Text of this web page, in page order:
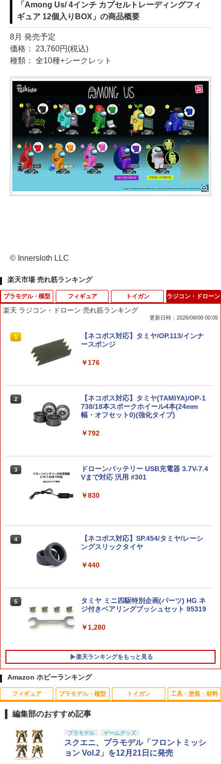
「Among Us/ 4インチ カプセルトレーディングフィ
ギュア 12個入りBOX」の商品概要
8月 発売予定
価格： 23,760円(税込)
種類： 全10種+シークレット
© Innersloth LLC
楽天市場 売れ筋ランキング
プラモデル・模型
1
タカラトミー T−SPARKプラモデル RMZ
−015 セイバータイガー レイヴン仕様
￥5,710
『聖戦士ダンバイン』 チャム・ファウ
【SP698】 (プラモデル)
￥5,929
3
【中古】 バンダイ 機動戦士ガンダム RG
デル
【当店独自で＋P10倍★要エントリー】
HG 1/144 デスティニーガンダムSpecII
ム) プラモデル(5068859) バンダイスピ
リッツ(20250831)
￥6,151
5
【グッドスマイルカンパニー】PLAMAT
EA DF ケリー バニーVer. [プラスチック
モデル キット]【2027年2月発売】[グッ
ズ]
￥6,210
フィギュア
1
タカラトミー MPG-25 ブロードキャスト
&スチールジョー MPG25ブロ-ドキヤス
スチ-ルジヨ-]
1/7 『＜物語＞シリーズ』 戦場ヶ原ひた
ィギュア)
ギアXV マリア・カデンツァヴナ・イヴ
2026年8月予約 ガチャ【mojojojo フィ
ガチャ フルコンプ
￥2,180
III 〜異世界行ったら本気だす〜 エリス
完成品フィギュア[メガハウス]《03月予
約》
￥24,750
トイガン
1
【楽天ランキング1位】【 CYMA 製】 東
京マルイ BBローダー XL 互換タイプ 47
ン / ガスガン マガジン対応 | BB弾 ロー
￥1,380
g [ガスガン用ガス]
Guns Modify M4MWS トリガーボック
リペアにも
￥1,850
ジン
￥2,421
5
東京マルイ FINEST BB 0.25g 4000発入
(1kg)
￥2,468
ラジコン・ドローン
楽天 ラジコン・ドローン 売れ筋ランキング
更新日時：2026/08/08 00:05
1
【ネコポス対応】タミヤ/OP.113/インナ
ースポンジ
￥176
2
【ネコポス対応】タミヤ(TAMIYA)/OP-1
738/18本スポークホイール4本(24mm
幅・オフセット0)(強化タイプ)
￥792
3
ドローンバッテリー USB充電器 3.7V-7.4
Vまで対応 汎用 #301
￥830
4
【ネコポス対応】SP.454/タミヤ/レーシ
ングスリックタイヤ
￥440
5
タミヤ ミニ四駆特別企画(パーツ) HG ネ
ジ付きベアリングブッシュセット 95319
￥1,280
楽天ランキングをもっと見る
Amazon ホビーランキング
フィギュア
1
タカラトミー(TAKARA TOMY) T-SPAR
K トランスフォーマー ニューレジェンズ
NL-07 サウンドウェーブ 可動フィギュア
プラモデル・模型
1
BANDAI SPIRITS(バンダイ スピリッツ)
30MS SIS-J00 メルンジャ[カラーA] 色
分け済みプラモデル
トイガン
1
東京マルイ(TOKYO MARUI) No.25 コル
ト ガバメント HG 18歳以上エアーHOP
ハンドガン
工具・塗装・材料
1
LOCTITE(ロックタイト) シールはがし
プレミアム 220ml
編集部のおすすめ記事
プラモデル ゲームグッズ
スクエニ、プラモデル「フロントミッシ
ョン Vol.2」を12月21日に発売